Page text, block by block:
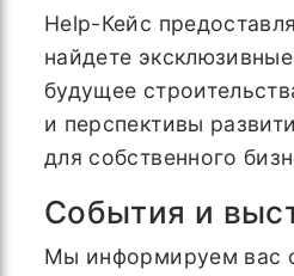
Help-Кейс
найдете
будущее
и перспективы
для собственного
События и
Мы информируем вас